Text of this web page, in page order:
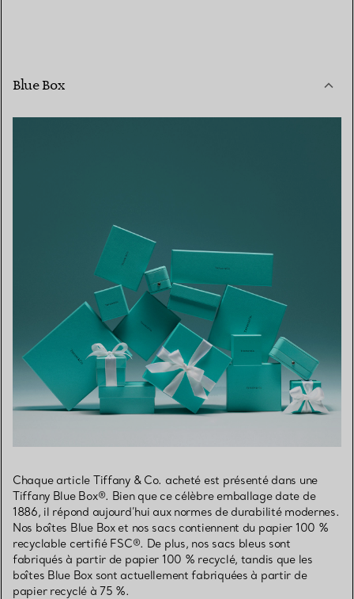
Blue Box
Chaque article Tiffany & Co. acheté est présenté dans une
Tiffany Blue Box®. Bien que ce célèbre emballage date de
1886, il répond aujourd’hui aux normes de durabilité modernes.
Nos boîtes Blue Box et nos sacs contiennent du papier 100 %
recyclable certifié FSC®. De plus, nos sacs bleus sont
fabriqués à partir de papier 100 % recyclé, tandis que les
boîtes Blue Box sont actuellement fabriquées à partir de
papier recyclé à 75 %.